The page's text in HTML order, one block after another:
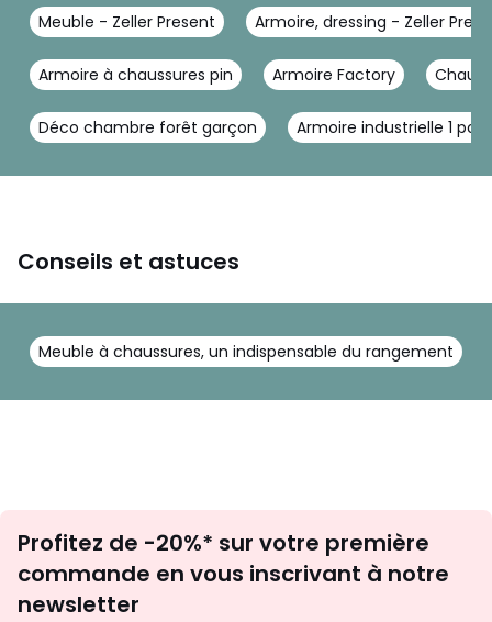
Meuble - Zeller Present Armoire, dressing - Zeller
Armoire à chaussures pin Armoire Factory
Déco chambre forêt garçon Armoire industrielle 1
Conseils et astuces
Meuble à chaussures, un indispensable du rangement
newsletter
Profitez de -20%* sur votre première
commande en vous inscrivant à notre
newsletter